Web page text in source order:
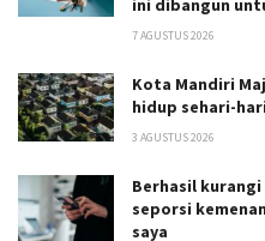
ini dibangun
7 AGUSTUS 2026
Kota Mandiri
hidup sehari-
3 AGUSTUS 2026
Berhasil kurangi
seporsi
saya